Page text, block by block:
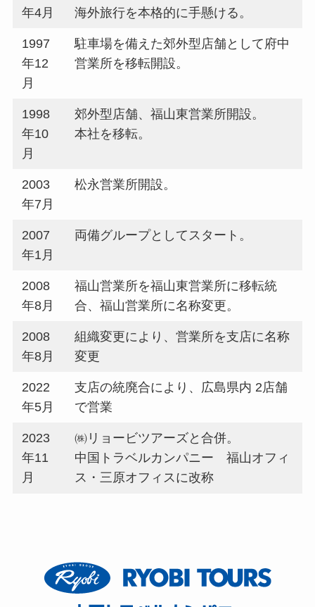
年4月
海外旅行を本格的に手懸ける。
1997
年12
月
駐車場を備えた郊外型店舗として府中
営業所を移転開設。
1998
年10
月
郊外型店舗、福山東営業所開設。
本社を移転。
2003
年7月
松永営業所開設。
2007
年1月
両備グループとしてスタート。
2008
年8月
福山営業所を福山東営業所に移転統
合、福山営業所に名称変更。
2008
年8月
組織変更により、営業所を支店に名称
変更
2022
年5月
支店の統廃合により、広島県内 2店舗
で営業
2023
年11
月
㈱リョービツアーズと合併。
中国トラベルカンパニー 福山オフィ
ス・三原オフィスに改称